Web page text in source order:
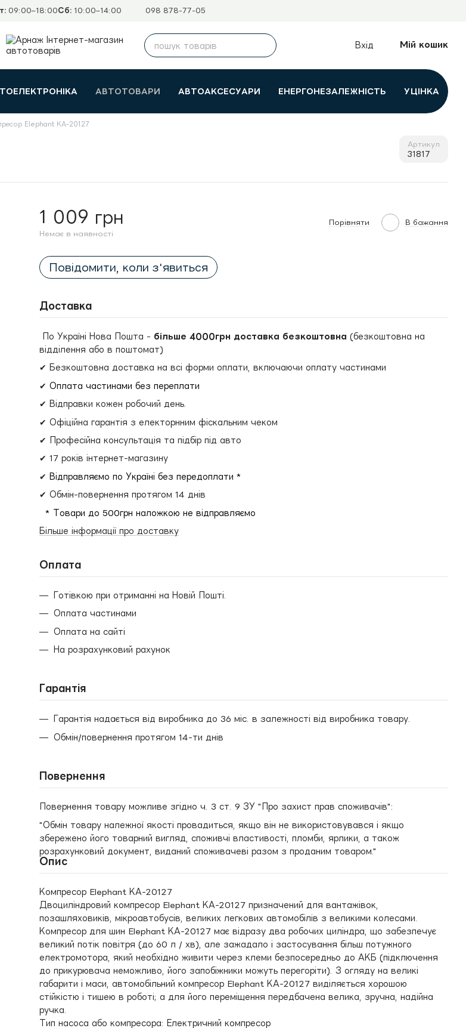
09:00–18:00Сб: 10:00–14:00 098 878-77-05
Вхід Мій кошик
АВТОТОВАРИ АВТОАКСЕСУАРИ ЕНЕРГОНЕЗАЛЕЖНІСТЬ УЦІНКА
Elephant КА-20127
Артикул
31817
1 009 грн
Немає в наявності
Порівняти В бажання
Повідомити, коли з'явиться
Доставка
По Україні Нова Пошта - більше 4000грн доставка безкоштовна (безкоштовна на
відділення або в поштомат)
✔ Безкоштовна доставка на всі форми оплати, включаючи оплату частинами
✔ Оплата частинами без переплати
✔ Відправки кожен робочий день.
✔ Офіційна гарантія з електорнним фіскальним чеком
✔ Професійна консультація та підбір під авто
✔ 17 років інтернет-магазину
✔ Відправляємо по Україні без передоплати *
✔ Обмін-повернення протягом 14 днів
* Товари до 500грн наложкою не відправляємо
Більше інформації про доставку
Оплата
Готівкою при отриманні на Новій Пошті.
Оплата частинами
Оплата на сайті
На розрахунковий рахунок
Гарантія
Гарантія надається від виробника до 36 міс. в залежності від виробника товару.
Обмін/повернення протягом 14-ти днів
Повернення
Повернення товару можливе згідно ч. 3 ст. 9 ЗУ "Про захист прав споживачів":
"Обмін товару належної якості провадиться, якщо він не використовувався і якщо
збережено його товарний вигляд, споживчі властивості, пломби, ярлики, а також
розрахунковий документ, виданий споживачеві разом з проданим товаром."
Опис
Компресор Elephant КА-20127
Двоциліндровий компресор Elephant КА-20127 призначений для вантажівок,
позашляховиків, мікроавтобусів, великих легкових автомобілів з великими колесами.
Компресор для шин Elephant КА-20127 має відразу два робочих циліндра, що забезпечує
великий потік повітря (до 60 л / хв), але зажадало і застосування більш потужного
електромотора, який необхідно живити через клеми безпосередньо до АКБ (підключення
до прикурювача неможливо, його запобіжники можуть перегоріти). З огляду на великі
габарити і маси, автомобільний компресор Elephant КА-20127 виділяється хорошою
стійкістю і тишею в роботі; а для його переміщення передбачена велика, зручна, надійна
ручка.
Тип насоса або компресора: Електричний компресор